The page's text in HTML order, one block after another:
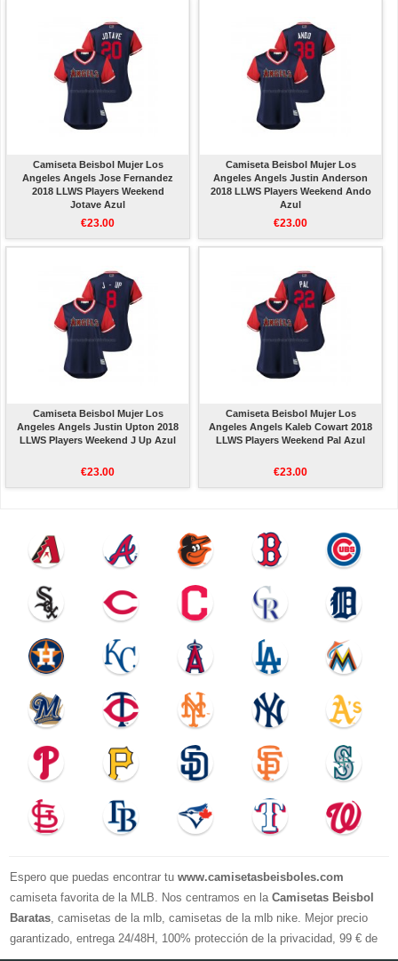
Camiseta Beisbol Mujer Los
Angeles Angels Jose Fernandez
2018 LLWS Players Weekend
Jotave Azul
€23.00
Camiseta Beisbol Mujer Los
Angeles Angels Justin Anderson
2018 LLWS Players Weekend Ando
Azul
€23.00
Camiseta Beisbol Mujer Los
Angeles Angels Justin Upton 2018
LLWS Players Weekend J Up Azul
€23.00
Camiseta Beisbol Mujer Los
Angeles Angels Kaleb Cowart 2018
LLWS Players Weekend Pal Azul
€23.00
Espero que puedas encontrar tu www.camisetasbeisboles.com
camiseta favorita de la MLB. Nos centramos en la Camisetas Beisbol
Baratas, camisetas de la mlb, camisetas de la mlb nike. Mejor precio
garantizado, entrega 24/48H, 100% protección de la privacidad, 99 € de